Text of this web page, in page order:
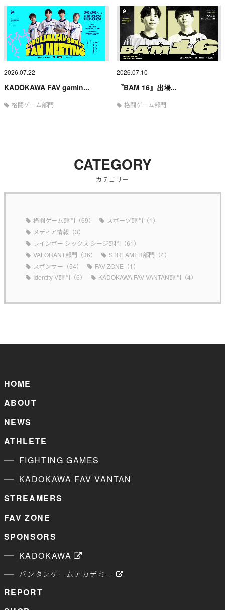
2026.07.22
KADOKAWA FAV gamin...
格闘ゲーム部門
2026.07.10
『BAM 16』出場...
格闘ゲーム部門
CATEGORY
カテゴリー
格闘ゲーム部門（69）
スポーツ部門（1）
メディア情報（3）
レインボー シックス シージ部門（61）
VALORANT部門（36）
STREAMER部門（4）
スポンサー（54）
FAV ZONE（1）
Identity V部門（6）
KADOKAWA FAV VANTAN部門（4）
HOME
ABOUT
NEWS
ATHLETE
FIGHTING GAMES
KADOKAWA FAV VANTAN
STREAMERS
FAV ZONE
SPONSORS
KADOKAWA
バンタンゲームアカデミー
REPORT